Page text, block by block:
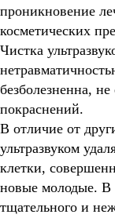
проникновение
косметических
Чистка
безболезненна, не
покраснений.
В отличие от
ультразвуком
клетки,
новые молодые. В
тщательного и